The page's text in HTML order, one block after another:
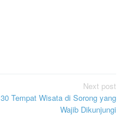
Next post
30 Tempat Wisata di Sorong yang
Wajib Dikunjungi